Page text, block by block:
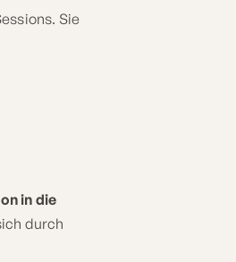
Sie
in die
durch